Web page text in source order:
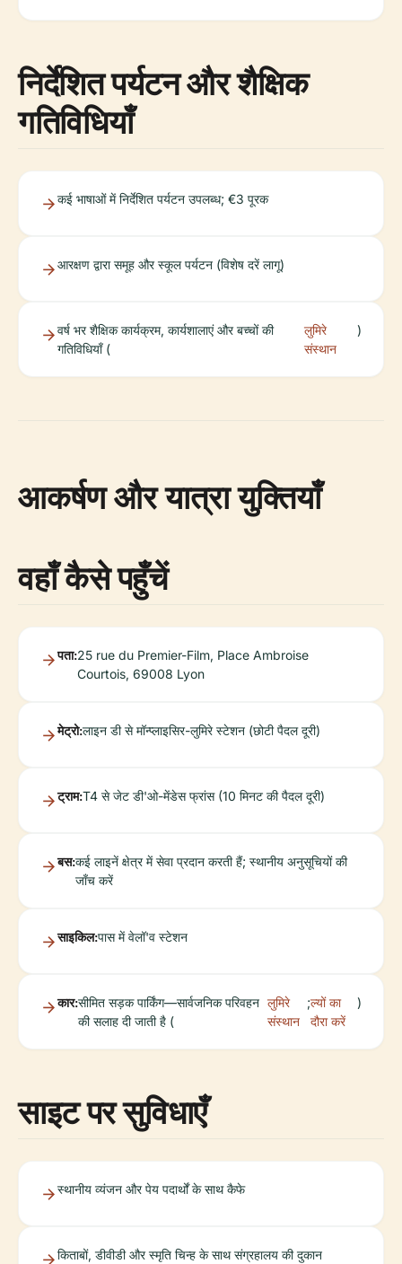
निर्देशित पर्यटन और शैक्षिक
गतिविधियाँ
कई भाषाओं में निर्देशित पर्यटन उपलब्ध; €3 पूरक
आरक्षण द्वारा समूह और स्कूल पर्यटन (विशेष दरें लागू)
वर्ष भर शैक्षिक कार्यक्रम, कार्यशालाएं और बच्चों की
गतिविधियाँ (
लुमिरे
संस्थान
)
आकर्षण और यात्रा युक्तियाँ
वहाँ कैसे पहुँचें
पता:25 rue du Premier-Film, Place Ambroise
Courtois, 69008 Lyon
मेट्रो:लाइन डी से मॉन्प्लाइसिर-लुमिरे स्टेशन (छोटी पैदल दूरी)
ट्राम:T4 से जेट डी'ओ-मेंडेस फ्रांस (10 मिनट की पैदल दूरी)
बस:कई लाइनें क्षेत्र में सेवा प्रदान करती हैं; स्थानीय अनुसूचियों की
जाँच करें
साइकिल:पास में वेलॉ'व स्टेशन
कार:सीमित सड़क पार्किंग—सार्वजनिक परिवहन
की सलाह दी जाती है (
लुमिरे
संस्थान
;ल्यों का
दौरा करें
)
साइट पर सुविधाएँ
स्थानीय व्यंजन और पेय पदार्थों के साथ कैफे
किताबों, डीवीडी और स्मृति चिन्ह के साथ संग्रहालय की दुकान